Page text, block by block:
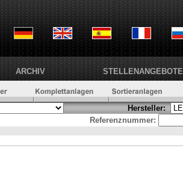
ARCHIV STELLENANGEBOTE
Hersteller:
Referenznummer: